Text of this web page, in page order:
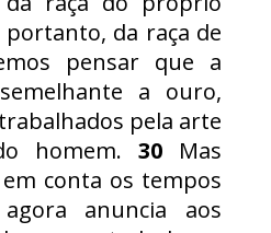
portanto, da raça de
pensar que a
a ouro,
pela arte
homem. 30 Mas
conta os tempos
anuncia aos